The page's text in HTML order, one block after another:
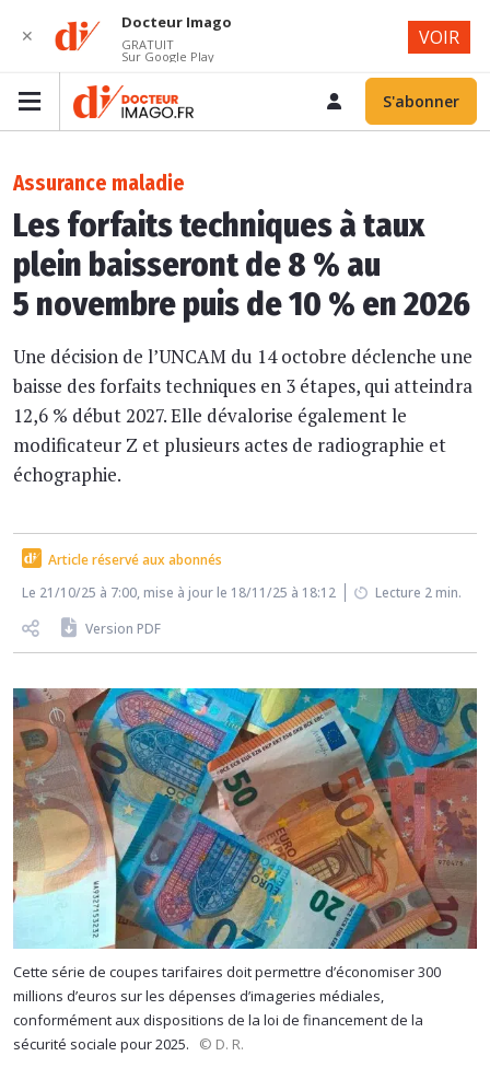
S'abonner
Assurance maladie
Les forfaits techniques à taux
plein baisseront de 8 % au
5 novembre puis de 10 % en 2026
Une décision de l’UNCAM du 14 octobre déclenche une
baisse des forfaits techniques en 3 étapes, qui atteindra
12,6 % début 2027. Elle dévalorise également le
modificateur Z et plusieurs actes de radiographie et
échographie.
Article réservé aux abonnés
Le 21/10/25 à 7:00, mise à jour le 18/11/25 à 18:12
Lecture 2 min.
Version PDF
Cette série de coupes tarifaires doit permettre d’économiser 300
millions d’euros sur les dépenses d’imageries médiales,
conformément aux dispositions de la loi de financement de la
sécurité sociale pour 2025.
© D. R.
✕
Docteur Imago
GRATUIT
Sur Google Play
VOIR